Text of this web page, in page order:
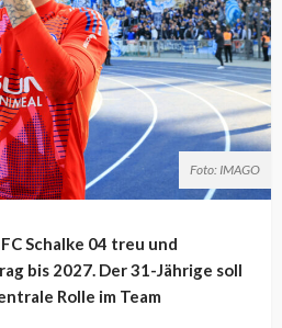
Foto: IMAGO
Schalke 04 treu und
bis 2027. Der 31-Jährige soll
Rolle im Team